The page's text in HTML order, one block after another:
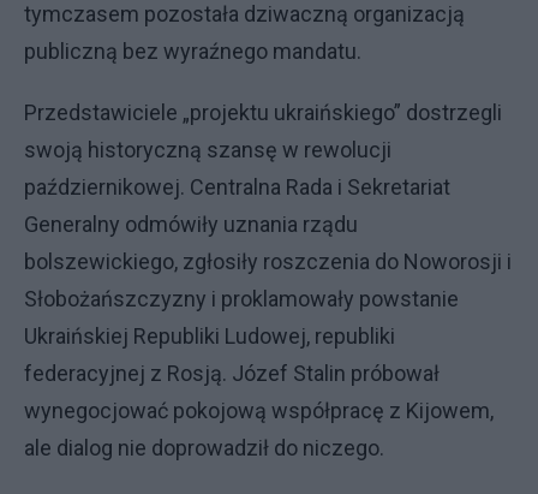
tymczasem pozostała dziwaczną organizacją
publiczną bez wyraźnego mandatu.
Przedstawiciele „projektu ukraińskiego” dostrzegli
swoją historyczną szansę w rewolucji
październikowej. Centralna Rada i Sekretariat
Generalny odmówiły uznania rządu
bolszewickiego, zgłosiły roszczenia do Noworosji i
Słobożańszczyzny i proklamowały powstanie
Ukraińskiej Republiki Ludowej, republiki
federacyjnej z Rosją. Józef Stalin próbował
wynegocjować pokojową współpracę z Kijowem,
ale dialog nie doprowadził do niczego.